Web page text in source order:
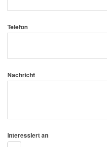
Telefon
Nachricht
Interessiert an